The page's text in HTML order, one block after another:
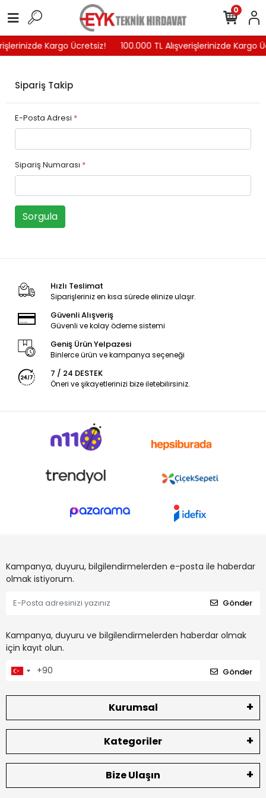
Kargo Ücretsiz! 100.000 TL Alışverişlerinizde Kargo
0
Sipariş Takip
E-Posta Adresi *
Sipariş Numarası *
Sorgula
Hızlı Teslimat
Siparişleriniz en kısa sürede elinize ulaşır.
Güvenli Alışveriş
Güvenli ve kolay ödeme sistemi
Geniş Ürün Yelpazesi
Binlerce ürün ve kampanya seçeneği
7 / 24 DESTEK
Öneri ve şikayetlerinizi bize iletebilirsiniz.
Kampanya, duyuru, bilgilendirmelerden e-posta ile haberdar
olmak istiyorum.
Gönder
Kampanya, duyuru ve bilgilendirmelerden haberdar olmak
için kayıt olun.
Gönder
Kurumsal
Kategoriler
Bize Ulaşın